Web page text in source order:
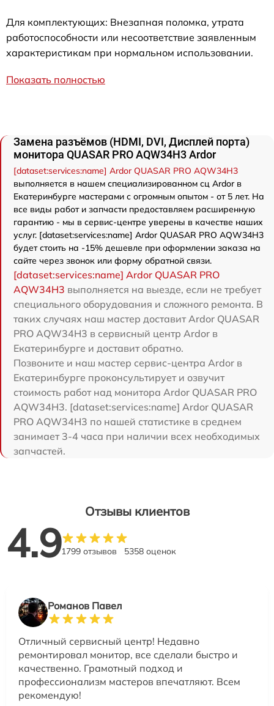
Для комплектующих: Внезапная поломка, утрата
работоспособности или несоответствие заявленным
характеристикам при нормальном использовании.
Показать полностью
Замена разъёмов (HDMI, DVI, Дисплей порта)
монитора QUASAR PRO AQW34H3 Ardor
[dataset:services:name] Ardor QUASAR PRO AQW34H3
выполняется в нашем специализированном сц Ardor в
Екатеринбурге мастерами с огромным опытом - от 5 лет. На
все виды работ и запчасти предоставляем расширенную
гарантию - мы в сервис-центре уверены в качестве наших
услуг. [dataset:services:name] Ardor QUASAR PRO AQW34H3
будет стоить на -15% дешевле при оформлении заказа на
сайте через звонок или форму обратной связи.
[dataset:services:name] Ardor QUASAR PRO
AQW34H3 выполняется на выезде, если не требует
специального оборудования и сложного ремонта. В
таких случаях наш мастер доставит Ardor QUASAR
PRO AQW34H3 в сервисный центр Ardor в
Екатеринбурге и доставит обратно.
Позвоните и наш мастер сервис-центра Ardor в
Екатеринбурге проконсультирует и озвучит
стоимость работ над монитора Ardor QUASAR PRO
AQW34H3. [dataset:services:name] Ardor QUASAR
PRO AQW34H3 по нашей статистике в среднем
занимает 3-4 часа при наличии всех необходимых
запчастей.
Отзывы клиентов
4.91799 отзывов 5358 оценок
Романов Павел
Отличный сервисный центр! Недавно
ремонтировал монитор, все сделали быстро и
качественно. Грамотный подход и
профессионализм мастеров впечатляют. Всем
рекомендую!